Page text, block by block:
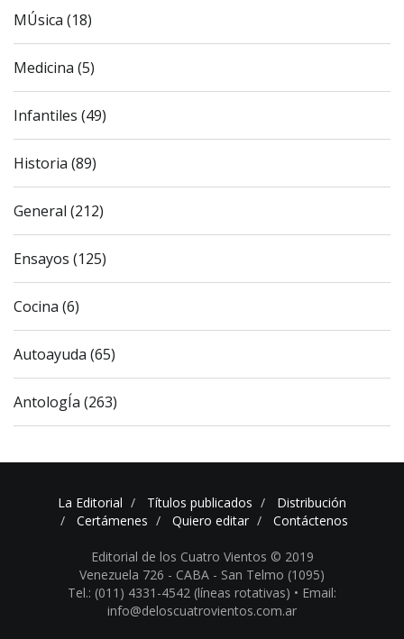
MÚsica (18)
Medicina (5)
Infantiles (49)
Historia (89)
General (212)
Ensayos (125)
Cocina (6)
Autoayuda (65)
AntologÍa (263)
La Editorial Títulos publicados
Distribución
Certámenes
Quiero editar Contáctenos
Editorial de los Cuatro Vientos © 2019
Venezuela 726 - CABA - San Telmo (1095)
Tel.: (011) 4331-4542 (líneas rotativas) • Email:
info@deloscuatrovientos.com.ar